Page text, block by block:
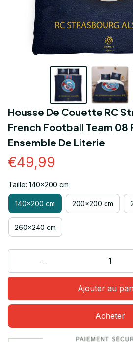
Housse De Couette RC
French Football Team 08
Ensemble De Literie
€49,99
Taille: 140x200 cm
140x200 cm 200x200 cm
260x240 cm
Ajouter au
Acheter